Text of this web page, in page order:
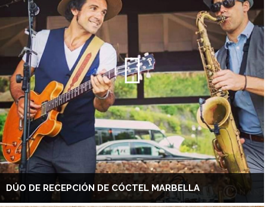
DÚO DE RECEPCIÓN DE CÓCTEL MARBELLA